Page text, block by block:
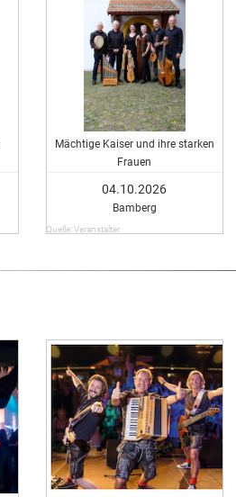
Mächtige Kaiser und ihre starken
Frauen
04.10.2026
Bamberg
Quelle: Veranstalter